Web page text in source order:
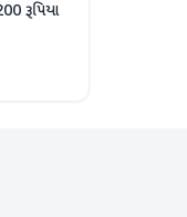
રૂપિયા